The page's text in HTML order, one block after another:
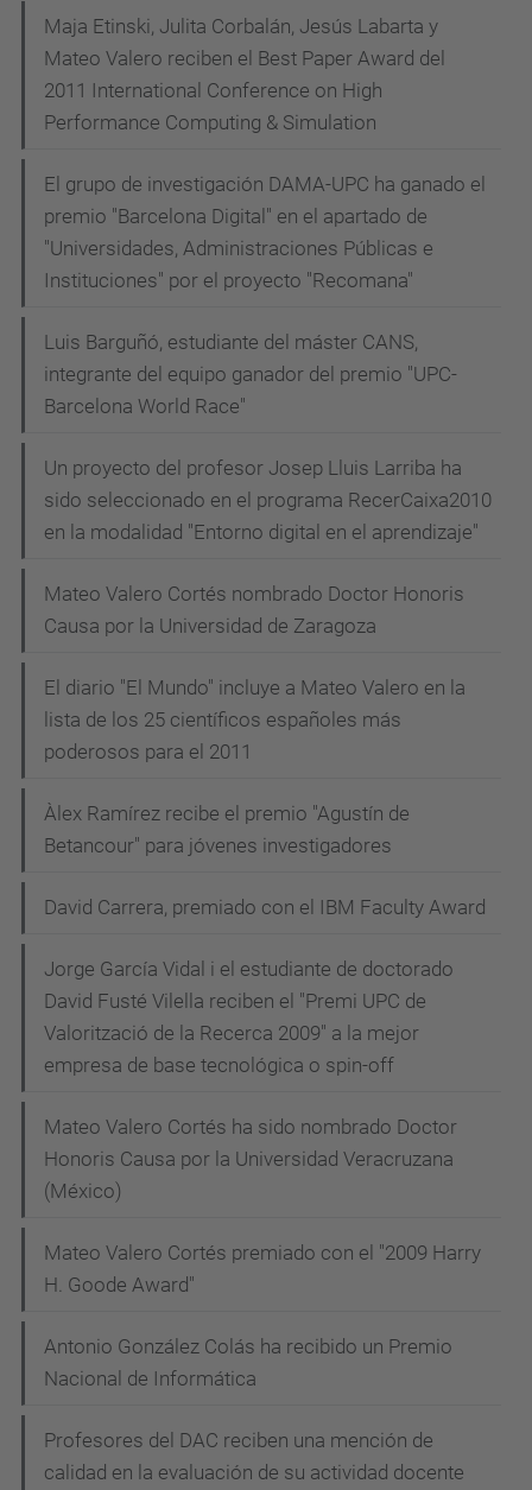
Maja Etinski, Julita Corbalán, Jesús Labarta y
Mateo Valero reciben el Best Paper Award del
2011 International Conference on High
Performance Computing & Simulation
El grupo de investigación DAMA-UPC ha ganado el
premio "Barcelona Digital" en el apartado de
"Universidades, Administraciones Públicas e
Instituciones" por el proyecto "Recomana"
Luis Barguñó, estudiante del máster CANS,
integrante del equipo ganador del premio "UPC-
Barcelona World Race"
Un proyecto del profesor Josep Lluis Larriba ha
sido seleccionado en el programa RecerCaixa2010
en la modalidad "Entorno digital en el aprendizaje"
Mateo Valero Cortés nombrado Doctor Honoris
Causa por la Universidad de Zaragoza
El diario "El Mundo" incluye a Mateo Valero en la
lista de los 25 científicos españoles más
poderosos para el 2011
Àlex Ramírez recibe el premio "Agustín de
Betancour" para jóvenes investigadores
David Carrera, premiado con el IBM Faculty Award
Jorge García Vidal i el estudiante de doctorado
David Fusté Vilella reciben el "Premi UPC de
Valorització de la Recerca 2009" a la mejor
empresa de base tecnológica o spin-off
Mateo Valero Cortés ha sido nombrado Doctor
Honoris Causa por la Universidad Veracruzana
(México)
Mateo Valero Cortés premiado con el "2009 Harry
H. Goode Award"
Antonio González Colás ha recibido un Premio
Nacional de Informática
Profesores del DAC reciben una mención de
calidad en la evaluación de su actividad docente